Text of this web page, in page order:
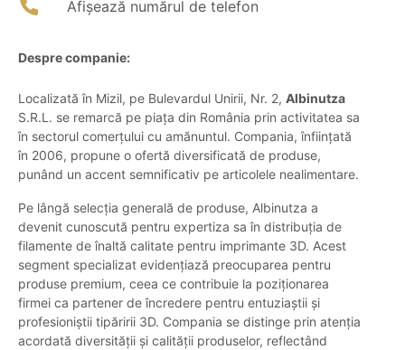
Afișează numărul de telefon
Despre companie:
Localizată în Mizil, pe Bulevardul Unirii, Nr. 2, Albinutza
S.R.L. se remarcă pe piața din România prin activitatea sa
în sectorul comerțului cu amănuntul. Compania, înființată
în 2006, propune o ofertă diversificată de produse,
punând un accent semnificativ pe articolele nealimentare.
Pe lângă selecția generală de produse, Albinutza a
devenit cunoscută pentru expertiza sa în distribuția de
filamente de înaltă calitate pentru imprimante 3D. Acest
segment specializat evidențiază preocuparea pentru
produse premium, ceea ce contribuie la poziționarea
firmei ca partener de încredere pentru entuziaștii și
profesioniștii tipăririi 3D. Compania se distinge prin atenția
acordată diversității și calității produselor, reflectând